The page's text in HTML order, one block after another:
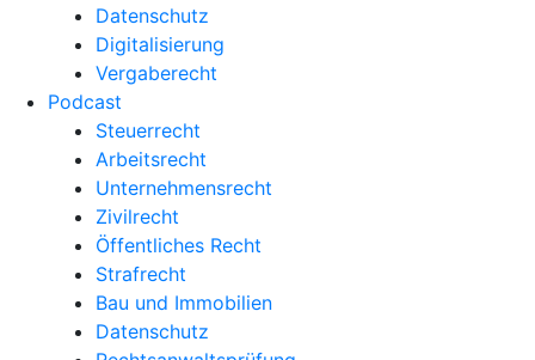
Datenschutz
Digitalisierung
Vergaberecht
Podcast
Steuerrecht
Arbeitsrecht
Unternehmens­recht
Zivilrecht
Öffentliches Recht
Strafrecht
Bau und Immobilien
Datenschutz